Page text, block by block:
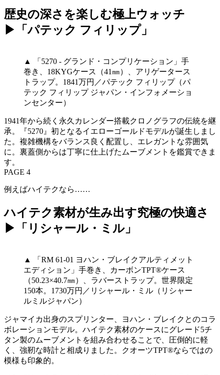
歴史の深さを楽しむ極上ウォッチ
▶「パテック フィリップ」
▲ 「5270 - グランド・コンプリケーション」手
巻き、18KYGケース（41㎜）、アリゲータース
トラップ。1841万円／パテック フィリップ（パ
テック フィリップ ジャパン・インフォメーショ
ンセンター）
1941年から続く永久カレンダー搭載クロノグラフの伝統を継
承。『5270』初となるイエローゴールドモデルが誕生しまし
た。複雑機構をバランス良く配置し、エレガントな雰囲気
に。裏蓋側からは丁寧に仕上げたムーブメントを鑑賞できま
す。
PAGE 4
例えばハイテクなら……
ハイテク素材が生み出す究極の快適さ
▶「リシャール・ミル」
▲ 「RM 61-01 ヨハン・ブレイクアルティメット
エディション」手巻き、カーボンTPT®ケース
（50.23×40.7㎜）、ラバーストラップ。世界限定
150本。1730万円／リシャール・ミル（リシャー
ルミルジャパン）
ジャマイカ出身のスプリンター、ヨハン・ブレイクとのコラ
ボレーションモデル。ハイテク素材のケースにグレード5チ
タン製のムーブメントを組み合わせることで、圧倒的に軽
く、強靭な時計と相成りました。クオーツTPT®ならではの
模様も印象的。